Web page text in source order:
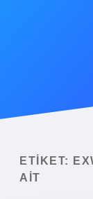
Yasal Uyarı
ETIKET:
AIT